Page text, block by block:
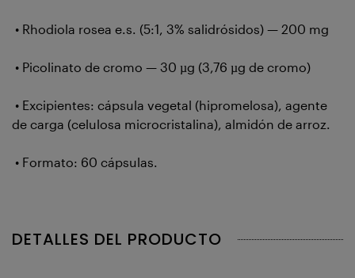
• Rhodiola rosea e.s. (5:1, 3% salidrósidos) — 200 mg
• Picolinato de cromo — 30 µg (3,76 µg de cromo)
• Excipientes: cápsula vegetal (hipromelosa), agente
de carga (celulosa microcristalina), almidón de arroz.
• Formato: 60 cápsulas.
DETALLES DEL PRODUCTO